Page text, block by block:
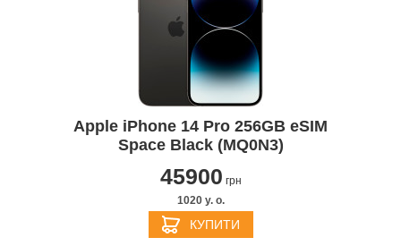
Apple iPhone 14 Pro 256GB eSIM
Space Black (MQ0N3)
45900 грн
1020 y. о.
КУПИТИ